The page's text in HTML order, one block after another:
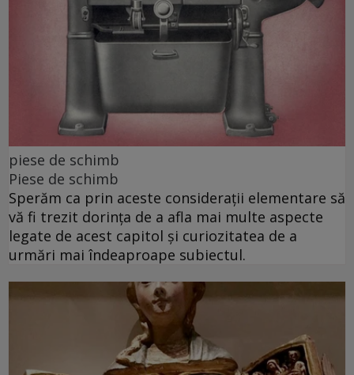
piese de schimb
Piese de schimb
Sperăm ca prin aceste considerații elementare să
vă fi trezit dorința de a afla mai multe aspecte
legate de acest capitol și curiozitatea de a
urmări mai îndeaproape subiectul.